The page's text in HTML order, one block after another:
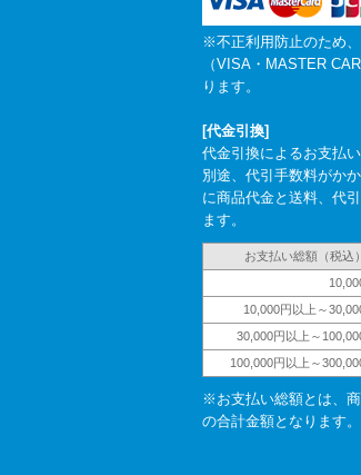
※不正利用防止のため
（VISA・MASTER
ります。
[代金引換]
代金引換によるお支払
別途、代引手数料がか
に商品代金と送料、代
ます。
お支払い総額（税込）
10,000円以上～
30,000円以上～
100,000円以上～
※お支払い総額とは、
の合計金額となります。